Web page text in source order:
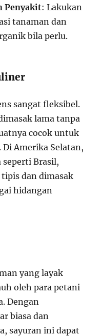
Penyakit: Lakukan
tanaman dan
bila perlu.
sangat fleksibel.
lama tanpa
cocok untuk
Amerika Selatan,
Brasil,
dan dimasak
hidangan
yang layak
oleh para petani
Dengan
biasa dan
sayuran ini dapat